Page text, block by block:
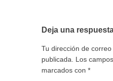
Deja una
Tu dirección de
publicada. Los
marcados con *